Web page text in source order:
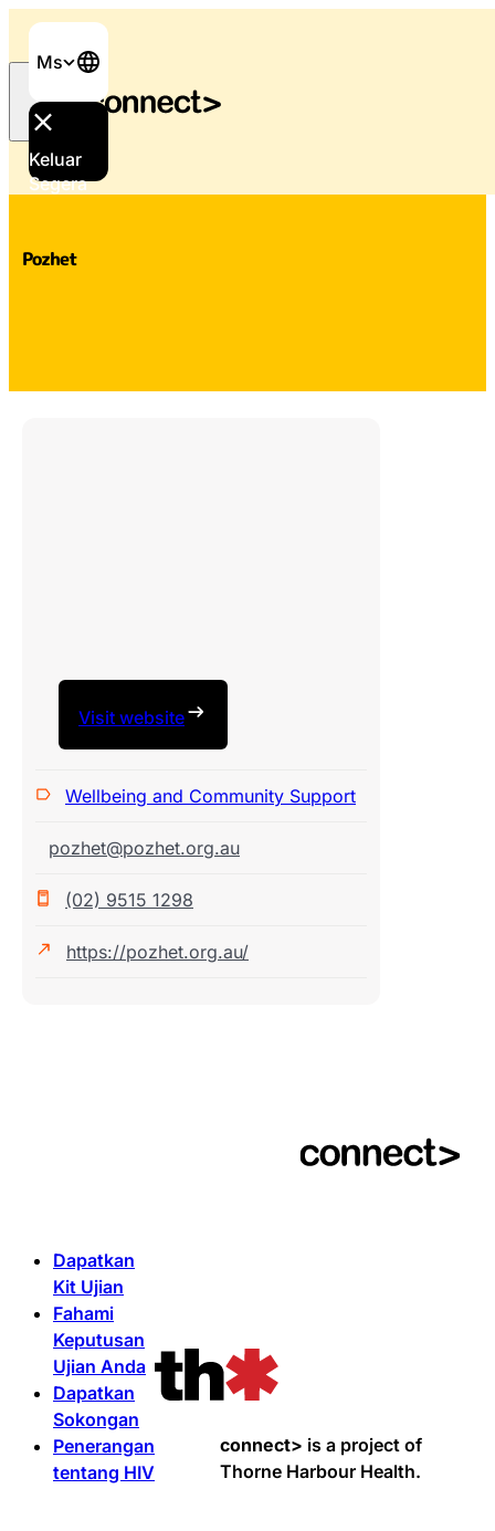
Ms
Keluar
Segera
Laman Utama
Pozhet
Visit website
Wellbeing and Community Support
pozhet@pozhet.org.au
(02) 9515 1298
https://pozhet.org.au/
Dapatkan
Kit Ujian
Fahami
Keputusan
Ujian Anda
Dapatkan
Sokongan
Penerangan
tentang HIV
connect> is a project of
Thorne Harbour Health.